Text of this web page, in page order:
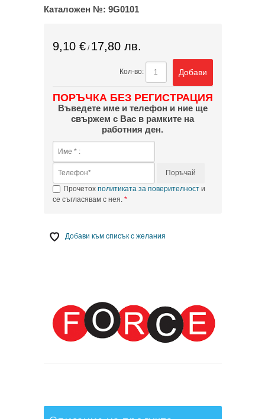
Каталожен №: 9G0101
9,10 €/ 17,80 лв.
Кол-во: Добави
ПОРЪЧКА БЕЗ РЕГИСТРАЦИЯ
Въведете име и телефон и ние ще
свържем с Вас в рамките на
работния ден.
Поръчай
Прочетох политиката за поверителности
се съгласявам с нея.
Добави към списък с желания